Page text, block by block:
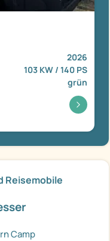
2026
103 KW / 140 PS
grün
Reisemobile
Camp